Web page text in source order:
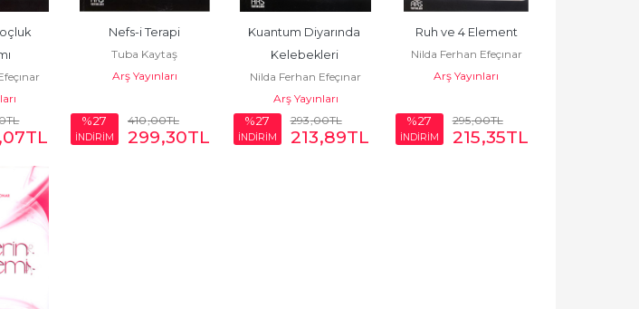
TL
,07TL
Nefs-i Terapi
Tuba Kaytaş
Arş Yayınları
%27
İNDİRİM
410,00TL
299,30TL
Kuantum Diyarında
Kelebekleri
Özgürleştirmek
Nilda Ferhan Efeçınar
Arş Yayınları
%27
İNDİRİM
293,00TL
213,89TL
Ruh ve 4 Element
Nilda Ferhan Efeçınar
Arş Yayınları
%27
İNDİRİM
295,00TL
215,35TL